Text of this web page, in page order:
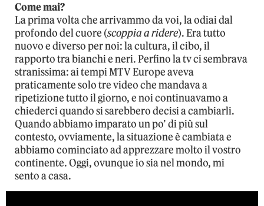
Come mai?
La prima volta che arrivammo da voi, la odiai dal
profondo del cuore (scoppia a ridere). Era tutto
nuovo e diverso per noi: la cultura, il cibo, il
rapporto tra bianchi e neri. Perfino la tv ci sembrava
stranissima: ai tempi MTV Europe aveva
praticamente solo tre video che mandava a
ripetizione tutto il giorno, e noi continuavamo a
chiederci quando si sarebbero decisi a cambiarli.
Quando abbiamo imparato un po’ di più sul
contesto, ovviamente, la situazione è cambiata e
abbiamo cominciato ad apprezzare molto il vostro
continente. Oggi, ovunque io sia nel mondo, mi
sento a casa.